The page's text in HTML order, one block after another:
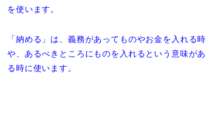
を使います。
「納める」は、義務があってものやお金を入れる時
や、あるべきところにものを入れるという意味があ
る時に使います。